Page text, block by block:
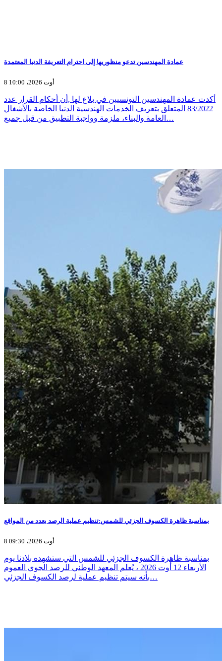
عمادة المهندسين تدعو منظوريها إلى احترام التعريفة الدنيا المعتمدة
8 أوت 2026، 10:00
أكدت عمادة المهندسين التونسيين في بلاغ لها ,أن أحكام القرار عدد
83/2022 المتعلق بتعريف الخدمات الهندسية الدنيا الخاصة بالأشغال
العامة والبناء، ملزمة وواجبة التطبيق من قبل جميع…
بمناسبة ظاهرة الكسوف الجزئي للشمس:تنظيم عملية الرصد بعدد من المواقع
8 أوت 2026، 09:30
بمناسبة ظاهرة الكسوف الجزئي للشمس التي ستشهده بلادنا يوم
الأربعاء 12 أوت 2026 ، يُعلم المعهد الوطني للرصد الجوي العموم
بأنه سيتم تنظيم عملية لرصد الكسوف الجزئي…